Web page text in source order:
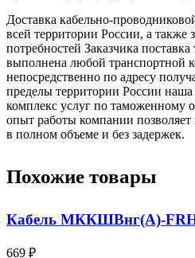
Доставка кабельно-
всей территории России, а также
потребностей Заказчика
выполнена любой транспортной
непосредственно по адресу
пределы территории России наша
комплекс услуг по
опыт работы компании позволяет
в полном объеме и без задержек.
Похожие товары
Кабель МККШВнг(А)-
669 ₽